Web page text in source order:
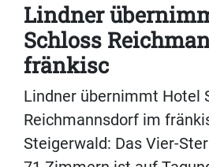
Lindner
Schloss
fränkisc
Lindner übernimmt Hotel
Reichmannsdorf im
Steigerwald: Das Vier-